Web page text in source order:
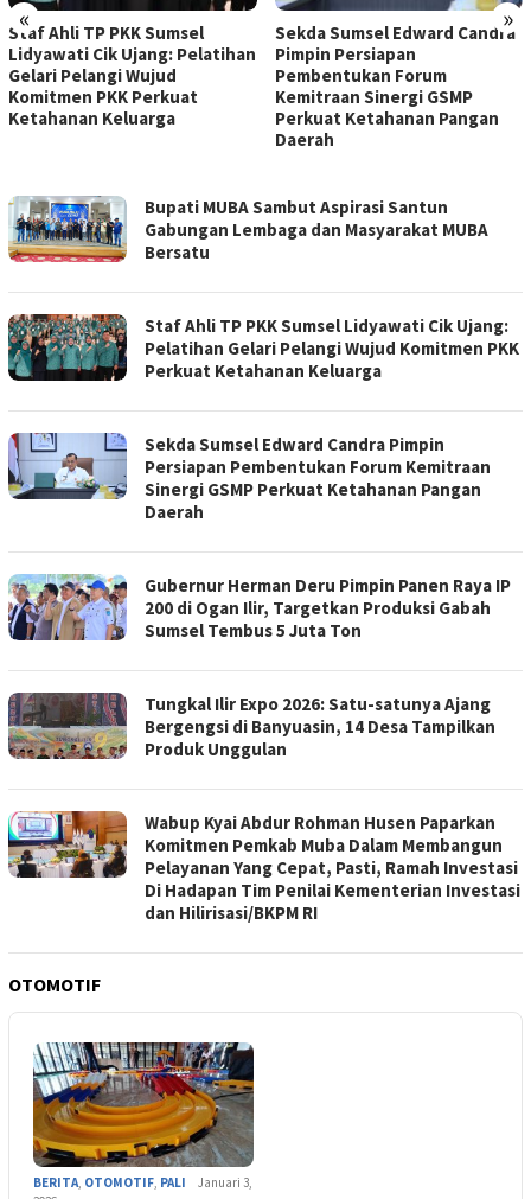
« »
Staf Ahli TP PKK Sumsel
Lidyawati Cik Ujang: Pelatihan
Gelari Pelangi Wujud
Komitmen PKK Perkuat
Ketahanan Keluarga
Sekda Sumsel Edward Candra
Pimpin Persiapan
Pembentukan Forum
Kemitraan Sinergi GSMP
Perkuat Ketahanan Pangan
Daerah
PILAR
INFORMASI
Bupati MUBA Sambut Aspirasi Santun
Gabungan Lembaga dan Masyarakat MUBA
Bersatu
Staf Ahli TP PKK Sumsel Lidyawati Cik Ujang:
Pelatihan Gelari Pelangi Wujud Komitmen PKK
Perkuat Ketahanan Keluarga
Sekda Sumsel Edward Candra Pimpin
Persiapan Pembentukan Forum Kemitraan
Sinergi GSMP Perkuat Ketahanan Pangan
Daerah
Gubernur Herman Deru Pimpin Panen Raya IP
200 di Ogan Ilir, Targetkan Produksi Gabah
Sumsel Tembus 5 Juta Ton
Tungkal Ilir Expo 2026: Satu-satunya Ajang
Bergengsi di Banyuasin, 14 Desa Tampilkan
Produk Unggulan
Wabup Kyai Abdur Rohman Husen Paparkan
Komitmen Pemkab Muba Dalam Membangun
Pelayanan Yang Cepat, Pasti, Ramah Investasi
Di Hadapan Tim Penilai Kementerian Investasi
dan Hilirisasi/BKPM RI
OTOMOTIF
BERITA, OTOMOTIF, PALI
Januari 3,